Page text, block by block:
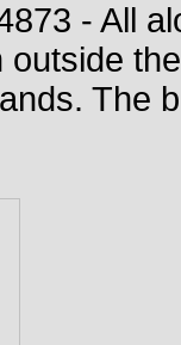
- All
The